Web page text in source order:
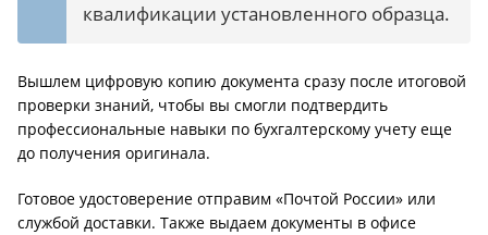
квалификации установленного образца.
Вышлем цифровую копию документа сразу после итоговой
проверки знаний, чтобы вы смогли подтвердить
профессиональные навыки по бухгалтерскому учету еще
до получения оригинала.
Готовое удостоверение отправим «Почтой России» или
службой доставки. Также выдаем документы в офисе